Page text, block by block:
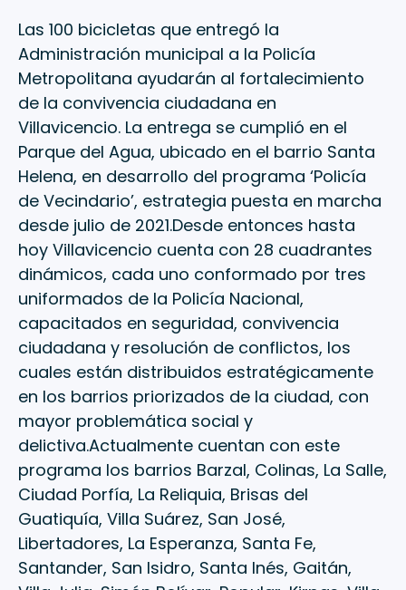
Las 100 bicicletas que entregó la
Administración municipal a la Policía
Metropolitana ayudarán al fortalecimiento
de la convivencia ciudadana en
Villavicencio. La entrega se cumplió en el
Parque del Agua, ubicado en el barrio Santa
Helena, en desarrollo del programa ‘Policía
de Vecindario’, estrategia puesta en marcha
desde julio de 2021.Desde entonces hasta
hoy Villavicencio cuenta con 28 cuadrantes
dinámicos, cada uno conformado por tres
uniformados de la Policía Nacional,
capacitados en seguridad, convivencia
ciudadana y resolución de conflictos, los
cuales están distribuidos estratégicamente
en los barrios priorizados de la ciudad, con
mayor problemática social y
delictiva.Actualmente cuentan con este
programa los barrios Barzal, Colinas, La Salle,
Ciudad Porfía, La Reliquia, Brisas del
Guatiquía, Villa Suárez, San José,
Libertadores, La Esperanza, Santa Fe,
Santander, San Isidro, Santa Inés, Gaitán,